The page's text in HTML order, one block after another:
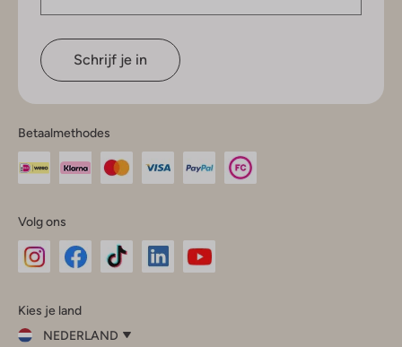
Schrijf je in
Betaalmethodes
Volg ons
InstagramFacebook
Kies je land
NEDERLAND